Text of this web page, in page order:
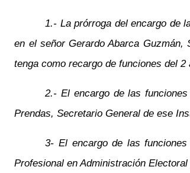
1.- La prórroga del encargo de
en el señor Gerardo Abarca
tenga como recargo de funciones del 2
2.- El encargo de las
Prendas, Secretario General de ese
3- El encargo de las
Profesional en Administración